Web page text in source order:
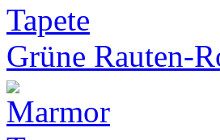
Grüne Rauten-